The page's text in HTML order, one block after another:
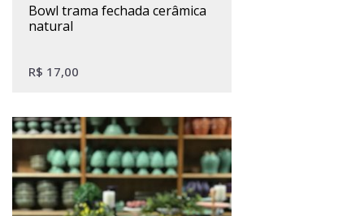
bowl trama fechada cerâmica
natural
R$ 17,00